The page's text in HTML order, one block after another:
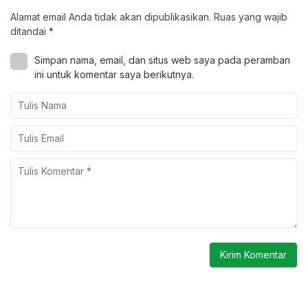
Alamat email Anda tidak akan dipublikasikan. Ruas yang wajib
ditandai *
Simpan nama, email, dan situs web saya pada peramban
ini untuk komentar saya berikutnya.